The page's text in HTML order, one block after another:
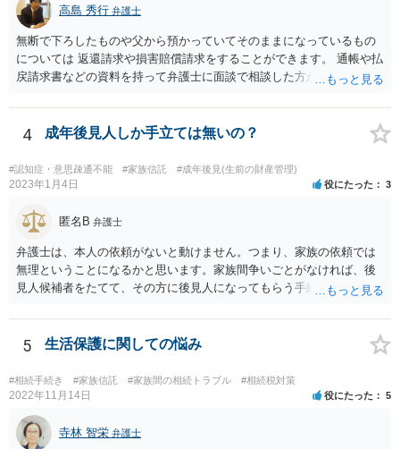
高島 秀行 弁護士
無断で下ろしたものや父から預かっていてそのままになっているもの
については 返還請求や損害賠償請求をすることができます。 通帳や払
戻請求書などの資料を持って弁護士に面談で相談した方がよいと思い
4 成年後見人しか手立ては無いの？
#認知症・意思疎通不能 #家族信託 #成年後見(生前の財産管理)
2023年1月4日 役にたった 3
匿名B 弁護士
弁護士は、本人の依頼がないと動けません。つまり、家族の依頼では
無理ということになるかと思います。家族間争いごとがなければ、後
見人候補者をたてて、その方に後見人になってもらう手続をすすめた
5 生活保護に関しての悩み
#相続手続き #家族信託 #家族間の相続トラブル #相続税対策
2022年11月14日 役にたった 5
寺林 智栄 弁護士